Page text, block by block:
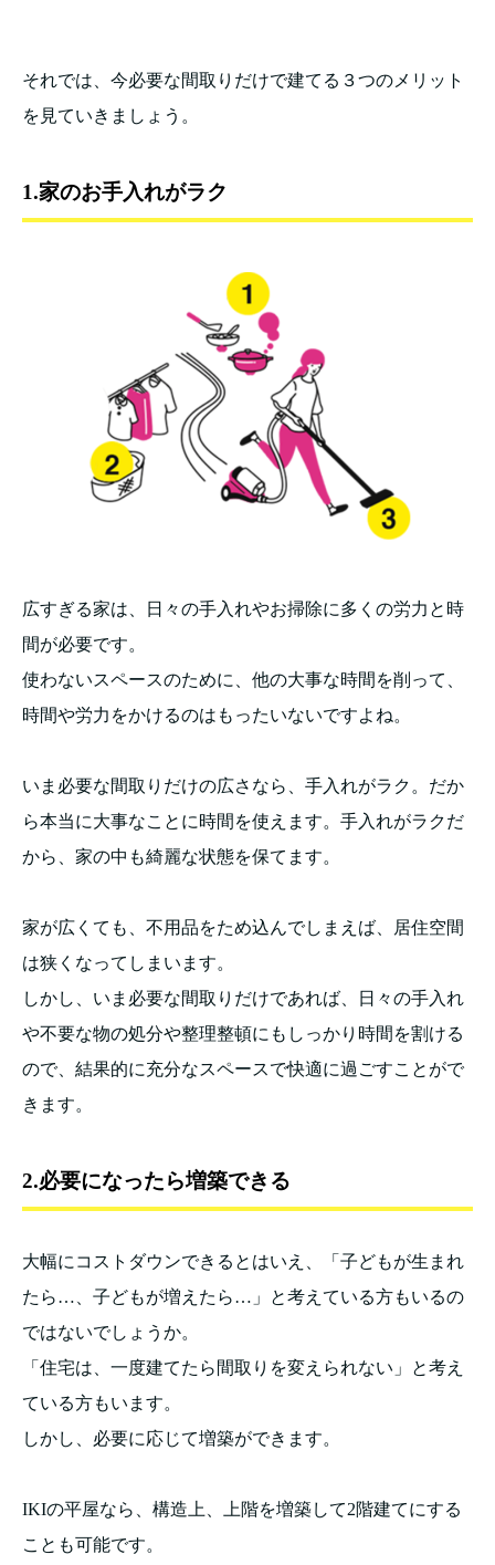
それでは、今必要な間取りだけで建てる３つのメリット
を見ていきましょう。
1.家のお手入れがラク
広すぎる家は、日々の手入れやお掃除に多くの労力と時
間が必要です。
使わないスペースのために、他の大事な時間を削って、
時間や労力をかけるのはもったいないですよね。
いま必要な間取りだけの広さなら、手入れがラク。だか
ら本当に大事なことに時間を使えます。手入れがラクだ
から、家の中も綺麗な状態を保てます。
家が広くても、不用品をため込んでしまえば、居住空間
は狭くなってしまいます。
しかし、いま必要な間取りだけであれば、日々の手入れ
や不要な物の処分や整理整頓にもしっかり時間を割ける
ので、結果的に充分なスペースで快適に過ごすことがで
きます。
2.必要になったら増築できる
大幅にコストダウンできるとはいえ、「子どもが生まれ
たら…、子どもが増えたら…」と考えている方もいるの
ではないでしょうか。
「住宅は、一度建てたら間取りを変えられない」と考え
ている方もいます。
しかし、必要に応じて増築ができます。
IKIの平屋なら、構造上、上階を増築して2階建てにする
ことも可能です。